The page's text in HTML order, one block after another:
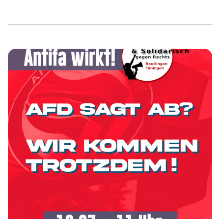
Hetze und den rechten Terror. Wir fordern Aufklärung.
Wir fordern lückenlose Ermittlungen, transparente
Aufarbeitung […]